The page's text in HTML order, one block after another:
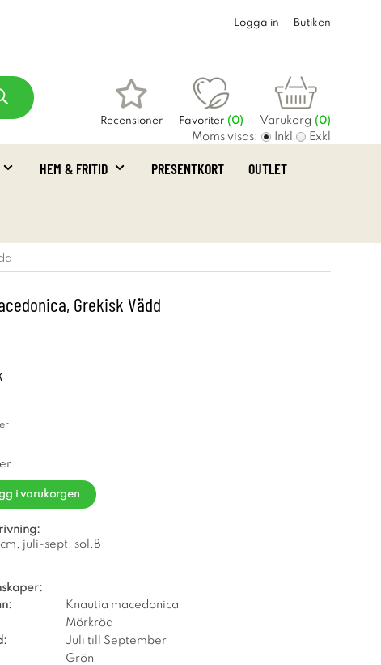
Logga in Butiken
Recensioner Favoriter (0) Varukorg (0)
Moms visas: Inkl Exkl
HEM & FRITID PRESENTKORT OUTLET
Grekisk Vädd
i varukorgen
juli-sept, sol.B
Knautia macedonica
Mörkröd
Juli till September
Grön